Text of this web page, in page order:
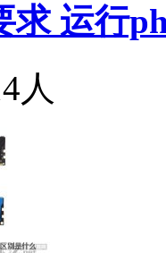
求 运行
人